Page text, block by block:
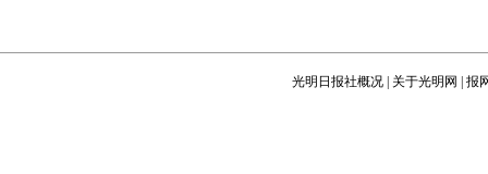
光明日报社概况 关于光明网 报